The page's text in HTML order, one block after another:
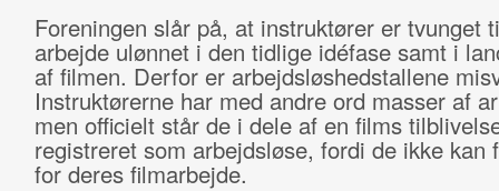
Foreningen slår på, at instruktører er tvunget
arbejde ulønnet i den tidlige idéfase samt i
af filmen. Derfor er arbejdsløshedstallene
Instruktørerne har med andre ord masser af
men officielt står de i dele af en films
registreret som arbejdsløse, fordi de ikke kan
for deres filmarbejde.